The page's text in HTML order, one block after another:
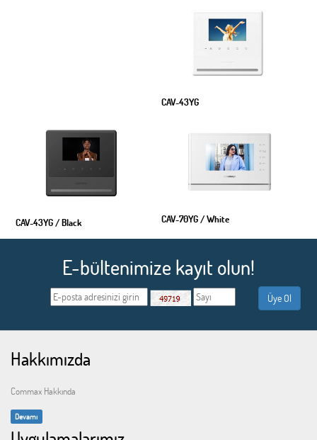
CAV-43YG
CAV-43YG / Black CAV-70YG / White
E-bültenimize kayıt olun!
Hakkımızda
Commax Hakkında
Devamı